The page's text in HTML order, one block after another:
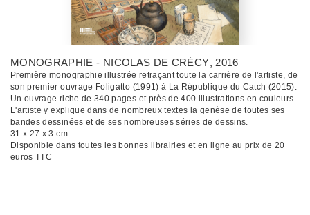
MONOGRAPHIE - NICOLAS DE CRÉCY, 2016
Première monographie illustrée retraçant toute la carrière de l'artiste, de
son premier ouvrage Foligatto (1991) à La République du Catch (2015).
Un ouvrage riche de 340 pages et près de 400 illustrations en couleurs.
L'artiste y explique dans de nombreux textes la genèse de toutes ses
bandes dessinées et de ses nombreuses séries de dessins.
31 x 27 x 3 cm
Disponible dans toutes les bonnes librairies et en ligne au prix de 20
euros TTC